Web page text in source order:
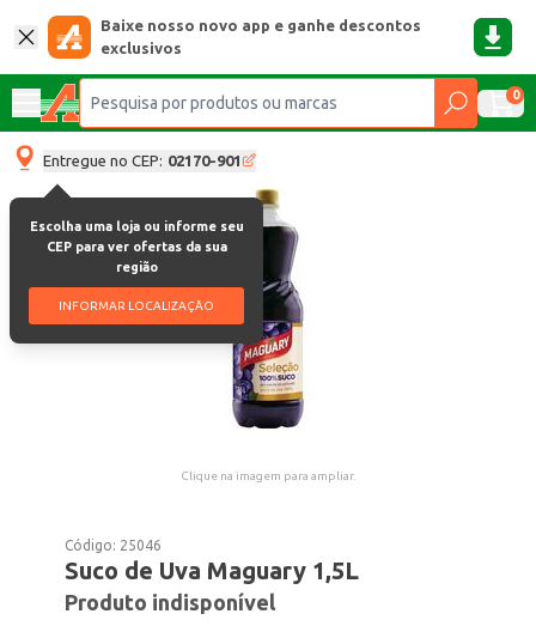
Baixe nosso novo app e ganhe descontos
exclusivos
0
Entregue no CEP: 02170-901
Escolha uma loja ou informe seu
CEP para ver ofertas da sua
região
INFORMAR LOCALIZAÇÃO
Clique na imagem para ampliar.
Código: 25046
Suco de Uva Maguary 1,5L
Produto indisponível